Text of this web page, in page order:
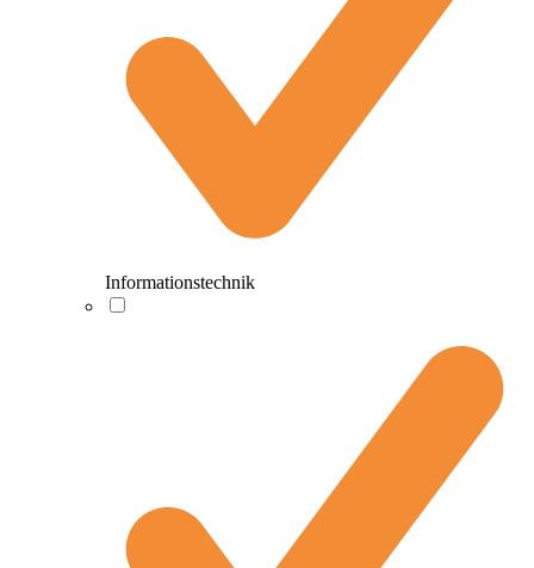
Informationstechnik